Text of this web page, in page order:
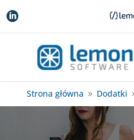

Strona główna 9 Dodatki